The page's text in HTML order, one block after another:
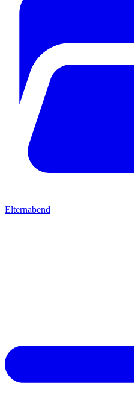
Elternabend